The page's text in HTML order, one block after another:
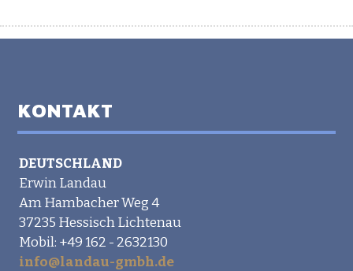
KONTAKT
DEUTSCHLAND
Erwin Landau
Am Hambacher Weg 4
37235 Hessisch Lichtenau
Mobil: +49 162 - 2632130
info@landau-gmbh.de